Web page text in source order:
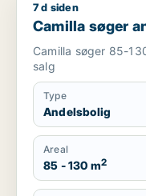
Camilla søger
7 d siden
Camilla søger
Camilla søger 85-
salg
Type
Andelsbolig
Areal
85 - 130 m2